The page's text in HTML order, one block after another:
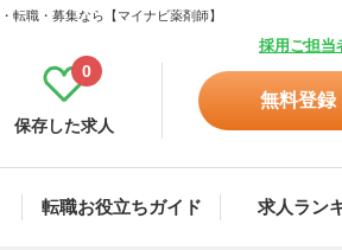
職・募集なら【マイナビ薬剤師】
採用ご担当
保存した求人
0
無料登録
転職お役立ちガイド 求人ラン